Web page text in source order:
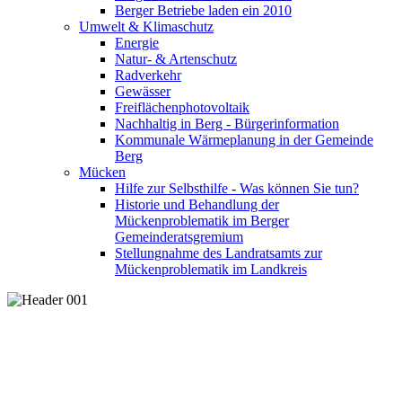
Berger Betriebe laden ein 2010
Umwelt & Klimaschutz
Energie
Natur- & Artenschutz
Radverkehr
Gewässer
Freiflächenphotovoltaik
Nachhaltig in Berg - Bürgerinformation
Kommunale Wärmeplanung in der Gemeinde
Berg
Mücken
Hilfe zur Selbsthilfe - Was können Sie tun?
Historie und Behandlung der
Mückenproblematik im Berger
Gemeinderatsgremium
Stellungnahme des Landratsamts zur
Mückenproblematik im Landkreis